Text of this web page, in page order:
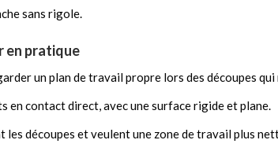
sans rigole.
en pratique
un plan de travail propre lors des découpes qui
en contact direct, avec une surface rigide et plane.
découpes et veulent une zone de travail plus